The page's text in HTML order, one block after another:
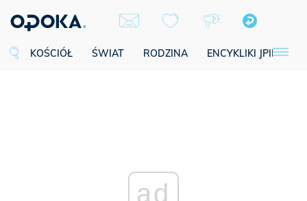
KOŚCIÓŁ ŚWIAT RODZINA ENCYKLIKI JPII
ad